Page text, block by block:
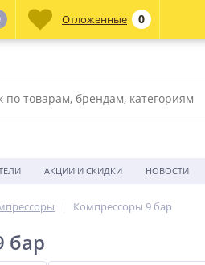
АКЦИИ И СКИДКИ НОВОСТИ
Компрессоры 9 бар
бар
Отложенные 0